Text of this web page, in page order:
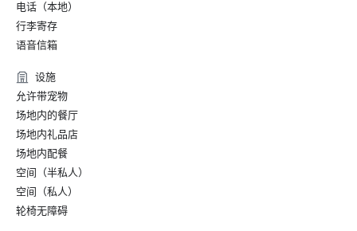
电话（本地）
行李寄存
语音信箱
设施
允许带宠物
场地内的餐厅
场地内礼品店
场地内配餐
空间（半私人）
空间（私人）
轮椅无障碍